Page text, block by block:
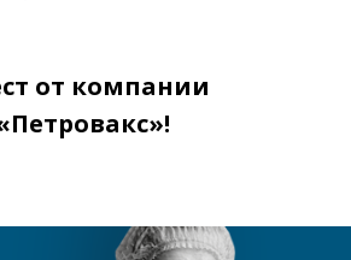
от компании